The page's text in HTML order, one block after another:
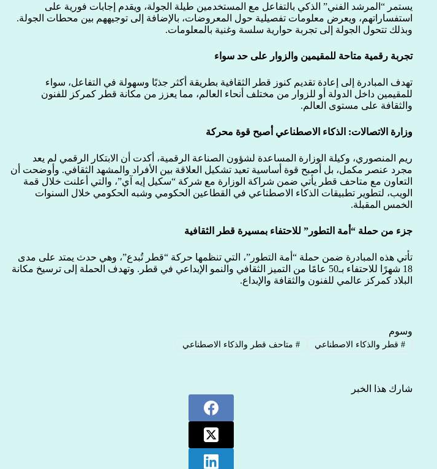
يستمر “المرشد الفني” الذكي بالتفاعل مع المستخدمين طيلة الجولة، ويقدم إجابات فورية على
استفساراتهم، ويعرض معلومات تفصيلية حول المعروضات، بالإضافة إلى توجيههم بين محطات الجولة.
وبذلك تتحول الجولة إلى تجربة حوارية سلسة وغنية بالمعلومات.
تجربة رقمية متاحة للمقيمين والزوار على حد سواء
تهدف المبادرة إلى إعادة تقديم كنوز قطر الثقافية بطريقة أكثر جذبًا وسهولة في التفاعل، سواء
للمقيمين داخل الدولة أو للزوار من مختلف أنحاء العالم، مما يعزز من مكانة قطر كمركز للفنون
والثقافة على مستوى العالم.
وزارة الاتصالات: الذكاء الاصطناعي أصبح قوة محركة
ريم المنصوري، وكيلة الوزارة المساعدة لشؤون الصناعة الرقمية، أكدت أن الابتكار الرقمي لم يعد
مجرد عنصر مكمل، بل أصبح قوة أساسية تعيد تشكيل العلاقة بين الأفراد والمشهد الثقافي. وأوضحت أن
التعاون مع متاحف قطر يأتي ضمن شراكة الوزارة مع شركة “سكيل إيه آي”، والتي أعلنت خلال قمة
الويب، لتطوير تطبيقات الذكاء الاصطناعي في القطاعين الحكومي وشبه الحكومي خلال السنوات
الخمس المقبلة.
جزء من حملة “أمة التطور” للاحتفاء بمسيرة قطر الثقافية
تأتي هذه المبادرة ضمن حملة “أمة التطور”، التي تنظمها حركة “قطر تُبدع”، وهي حدث يمتد على مدى
18 شهرًا للاحتفاء بـ50 عامًا من التميز الثقافي والنمو الإبداعي في قطر. وتهدف الحملة إلى ترسيخ مكانة
البلاد كمركز عالمي للفنون والثقافة والإبداع.
وسوم
#قطر والذكاء الاصطناعي #متاحف قطر والذكاء الاصطناعي
شارك هذا الخبر